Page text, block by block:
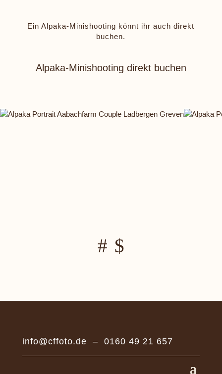
Ein Alpaka-Minishooting könnt ihr auch direkt
buchen.
Alpaka-Minishooting direkt buchen
info@cffoto.de – 0160 49 21 657